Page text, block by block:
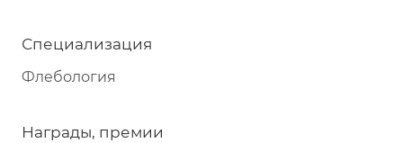
Специализация
Флебология
Награды, премии